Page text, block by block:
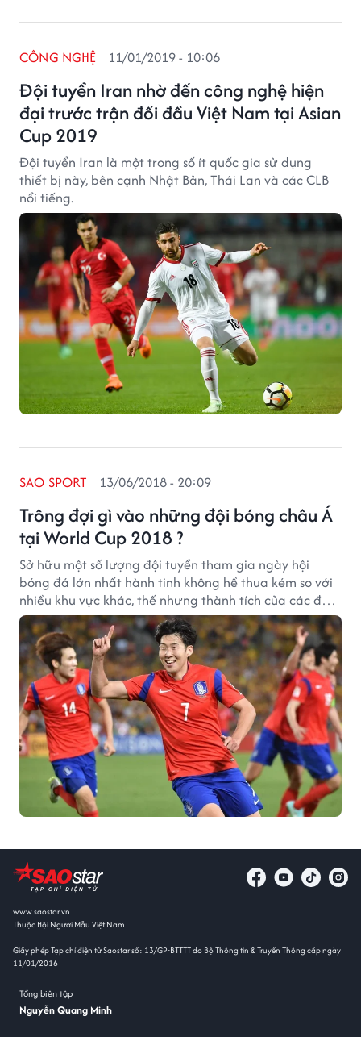
Đội tuyển Iran nhờ đến công nghệ hiện
đại trước trận đối đầu Việt Nam tại Asian
Cup 2019
CÔNG NGHỆ 11/01/2019 - 10:06
Đội tuyển Iran là một trong số ít quốc gia sử dụng
thiết bị này, bên cạnh Nhật Bản, Thái Lan và các CLB
nổi tiếng.
Trông đợi gì vào những đội bóng châu Á
tại World Cup 2018 ?
SAO SPORT 13/06/2018 - 20:09
Sở hữu một số lượng đội tuyển tham gia ngày hội
bóng đá lớn nhất hành tinh không hề thua kém so với
nhiều khu vực khác, thế nhưng thành tích của các đội
bóng châu Á dường như vẫn còn rất khiêm tốn.
www.saostar.vn
Thuộc Hội Người Mẫu Việt Nam
Giấy phép Tạp chí điện tử Saostar số: 13/GP-BTTTT do Bộ Thông tin & Truyền Thông cấp ngày
11/01/2016
Tổng biên tập
Nguyễn Quang Minh